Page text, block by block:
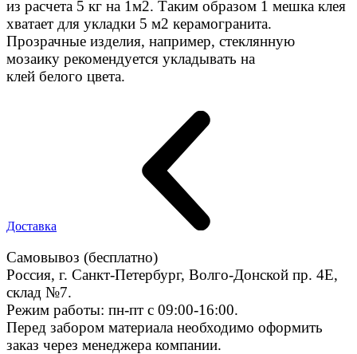
из расчета 5 кг на 1м2. Таким образом 1 мешка клея
хватает для укладки 5 м2 керамогранита.
Прозрачные изделия, например, стеклянную
мозаику рекомендуется укладывать на
клей белого цвета.
Доставка
Самовывоз (бесплатно)
Россия, г. Санкт-Петербург, Волго-Донской пр. 4E,
склад №7.
Режим работы: пн-пт с 09:00-16:00.
Перед забором материала необходимо оформить
заказ через менеджера компании.